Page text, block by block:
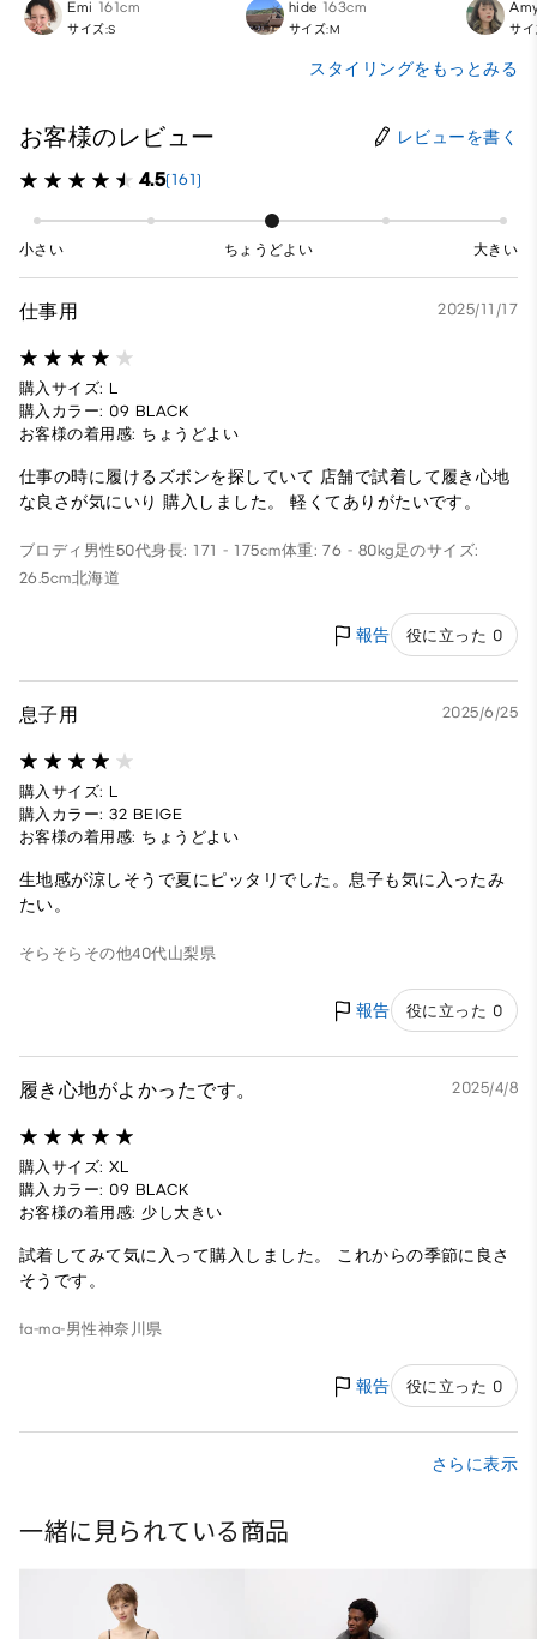
Emi 161cm
サイズ:S
hide 163cm
サイズ:M サイ
スタイリングをもっとみる
お客様のレビュー レビューを書く
4.5(161)
小さい ちょうどよい 大きい
仕事用 2025/11/17
購入サイズ: L
購入カラー: 09 BLACK
お客様の着用感: ちょうどよい
仕事の時に履けるズボンを探していて 店舗で試着して履き心地
な良さが気にいり 購入しました。 軽くてありがたいです。
ブロディ 男性50代身長: 171 - 175cm体重: 76 - 80kg足のサイズ:
26.5cm北海道
報告 役に立った 0
息子用 2025/6/25
購入サイズ: L
購入カラー: 32 BEIGE
お客様の着用感: ちょうどよい
生地感が涼しそうで夏にピッタリでした。息子も気に入ったみ
たい。
そらそら その他40代山梨県
報告 役に立った 0
履き心地がよかったです。 2025/4/8
購入サイズ: XL
購入カラー: 09 BLACK
お客様の着用感: 少し大きい
試着してみて気に入って購入しました。 これからの季節に良さ
そうです。
ta-ma-男性神奈川県
報告 役に立った 0
さらに表示
一緒に見られている商品